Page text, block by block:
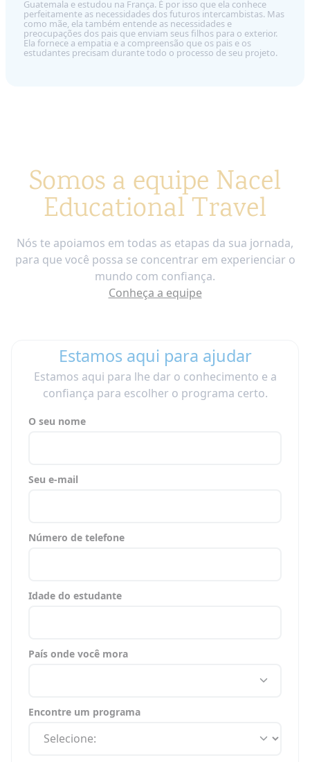
Guatemala e estudou na França. É por isso que ela conhece
perfeitamente as necessidades dos futuros intercambistas. Mas
como mãe, ela também entende as necessidades e
preocupações dos pais que enviam seus filhos para o exterior.
Ela fornece a empatia e a compreensão que os pais e os
estudantes precisam durante todo o processo de seu projeto.
Somos a equipe Nacel
Educational Travel
Nós te apoiamos em todas as etapas da sua jornada,
para que você possa se concentrar em experienciar o
mundo com confiança.
Conheça a equipe
Estamos aqui para ajudar
Estamos aqui para lhe dar o conhecimento e a
confiança para escolher o programa certo.
O seu nome
Seu e-mail
Número de telefone
Idade do estudante
País onde você mora
Encontre um programa